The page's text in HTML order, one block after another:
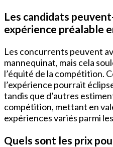
Les candidats
expérience préalable
Les concurrents peuvent
mannequinat, mais cela
l’équité de la compétition.
l’expérience pourrait
tandis que d’autres
compétition, mettant en
expériences variés parmi
Quels sont les prix